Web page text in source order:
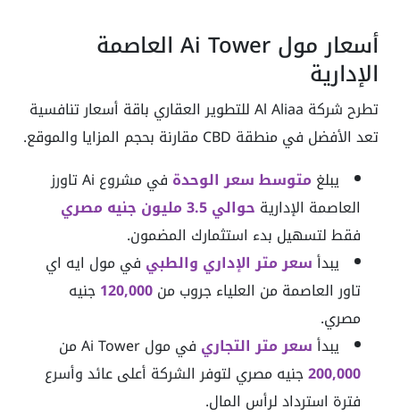
أسعار مول Ai Tower العاصمة
الإدارية
تطرح شركة Al Aliaa للتطوير العقاري باقة أسعار تنافسية
تعد الأفضل في منطقة CBD مقارنة بحجم المزايا والموقع.
يبلغ متوسط سعر الوحدة
في مشروع Ai تاورز
العاصمة الإدارية حوالي 3.5 مليون جنيه مصري
فقط لتسهيل بدء استثمارك المضمون.
يبدأسعر متر الإداري والطبي في مول ايه اي
تاور العاصمة من العلياء جروب من120,000جنيه
مصري.
يبدأسعر متر التجاري في مول Ai Tower من
200,000جنيه مصري لتوفر الشركة أعلى عائد وأسرع
فترة استرداد لرأس المال.